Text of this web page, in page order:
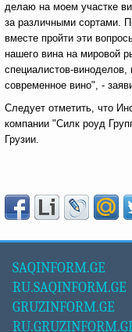
делаю на моем участке
за различными сортами.
вместе пройти эти
нашего вина на мировой
специалистов-виноделов,
современное вино", -
Следует отметить, что
компании "Силк роуд
Грузии.
SAQINFORM.GE
RU.SAQINFORM.GE
GRUZINFORM.GE